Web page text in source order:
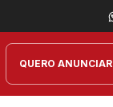
QUERO ANUNCIAR